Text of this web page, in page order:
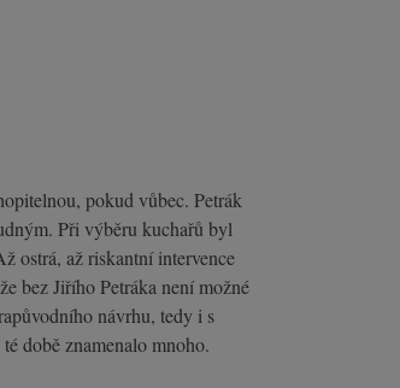
pokud vůbec. Petrák
Při výběru kuchařů byl
ostrá, až riskantní intervence
bez Jiřího Petráka není možné
návrhu, tedy i s
době znamenalo mnoho.